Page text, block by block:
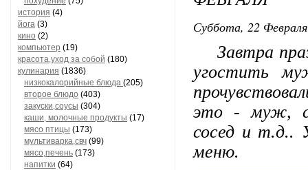
история (4)
йога (3)
кино (2)
компьютер (19)
красота,уход за собой (180)
кулинария (1836)
низкокалорийные блюда (205)
второе блюдо (403)
закуски,соусы (304)
каши, молочные продукты (17)
мясо птицы (173)
мультиварка,свч (99)
мясо,печень (173)
напитки (64)
Суббота, 22
Завтра
угостить
это - муж,
сосед и т.д..
меню.